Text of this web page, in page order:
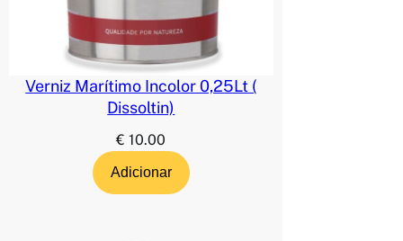
Verniz Marítimo Incolor 0,25Lt (
Dissoltin)
€ 10.00
Adicionar